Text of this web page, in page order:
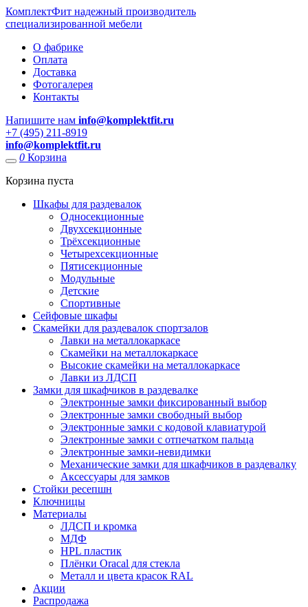
КомплектФит надежный производитель
специализированной мебели
О фабрике
Оплата
Доставка
Фотогалерея
Контакты
Напишите нам info@komplektfit.ru
​+7 (495) 211-8919
info@komplektfit.ru
0 Корзина
Корзина пуста
Шкафы для раздевалок
Односекционные
Двухсекционные
Трёхсекционные
Четырехсекционные
Пятисекционные
Модульные
Детские
Спортивные
Сейфовые шкафы
Скамейки для раздевалок спортзалов
Лавки на металлокаркасе
Скамейки на металлокаркасе
Высокие скамейки на металлокаркасе
Лавки из ЛДСП
Замки для шкафчиков в раздевалке
Электронные замки фиксированный выбор
Электронные замки свободный выбор
Электронные замки с кодовой клавиатурой
Электронные замки с отпечатком пальца
Электронные замки-невидимки
Механические замки для шкафчиков в раздевалку
Аксессуары для замков
Стойки ресепшн
Ключницы
Материалы
ЛДСП и кромка
МДФ
HPL пластик
Плёнки Oracal для стекла
Металл и цвета красок RAL
Акции
Распродажа